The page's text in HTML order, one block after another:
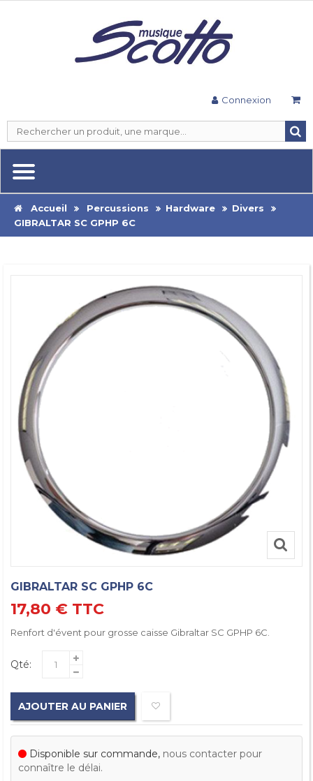
Connexion
Accueil Percussions Hardware
Divers
GIBRALTAR SC GPHP 6C
GIBRALTAR SC GPHP 6C
17,80 € TTC
Renfort d'évent pour grosse caisse Gibraltar SC GPHP 6C.
Qté:
AJOUTER AU PANIER
Disponible sur commande, nous contacter pour
connaître le délai.